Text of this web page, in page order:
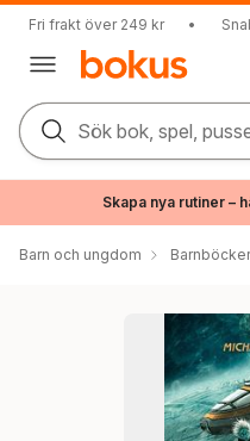
Fri frakt över 249 kr •
Sök bok, spel,
Skapa nya rutiner –
Barn och ungdom